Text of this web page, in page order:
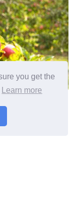
you get the
Learn more
κήπους